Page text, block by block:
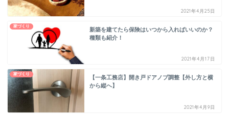
2021年4月25日
家づくり
新築を建てたら保険はいつから入ればいいのか？
種類も紹介！
2021年4月17日
家づくり
【一条工務店】開き戸ドアノブ調整【外し方と横
から縦へ】
2021年4月9日